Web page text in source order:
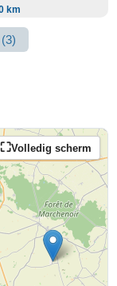
km
(3)
Volledig scherm